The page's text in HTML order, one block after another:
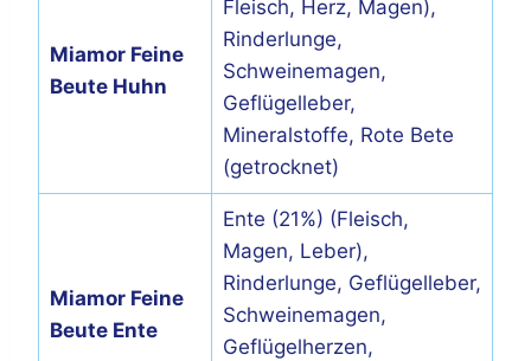
Miamor Feine
Beute Huhn
Fleisch, Herz, Magen),
Rinderlunge,
Schweinemagen,
Geflügelleber,
Mineralstoffe, Rote Bete
(getrocknet)
Miamor Feine
Beute Ente
Ente (21%) (Fleisch,
Magen, Leber),
Rinderlunge, Geflügelleber,
Schweinemagen,
Geflügelherzen,